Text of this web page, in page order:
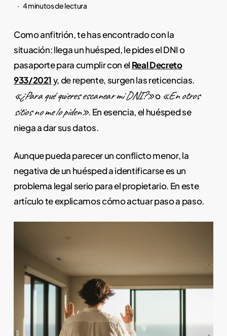
4 minutos de lectura
Como anfitrión, te has encontrado con la
situación: llega un huésped, le pides el DNI o
pasaporte para cumplir con el Real Decreto
933/2021y, de repente, surgen las reticencias.
«¿Para qué quieres escanear mi DNI?»o «En otros
sitios no me lo piden». En esencia, el huésped se
niega a dar sus datos.
Aunque pueda parecer un conflicto menor, la
negativa de un huésped a identificarse es un
problema legal serio para el propietario. En este
artículo te explicamos cómo actuar paso a paso.